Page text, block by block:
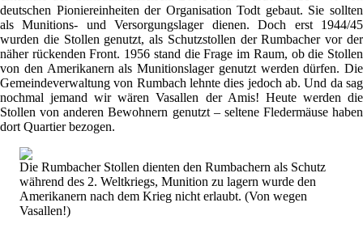
deutschen Pioniereinheiten der Organisation Todt gebaut. Sie sollten
als Munitions- und Versorgungslager dienen. Doch erst 1944/45
wurden die Stollen genutzt, als Schutzstollen der Rumbacher vor der
näher rückenden Front. 1956 stand die Frage im Raum, ob die Stollen
von den Amerikanern als Munitionslager genutzt werden dürfen. Die
Gemeindeverwaltung von Rumbach lehnte dies jedoch ab. Und da sag
nochmal jemand wir wären Vasallen der Amis! Heute werden die
Stollen von anderen Bewohnern genutzt – seltene Fledermäuse haben
dort Quartier bezogen.
Die Rumbacher Stollen dienten den Rumbachern als Schutz
während des 2. Weltkriegs, Munition zu lagern wurde den
Amerikanern nach dem Krieg nicht erlaubt. (Von wegen
Vasallen!)